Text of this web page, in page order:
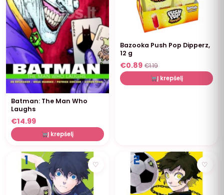
Batman: The Man Who
Laughs
€14.99
Į krepšelį
Bazooka Push Pop Dipperz,
12 g
€0.89 €1.19
Į krepšelį
NUOLAIDA ♡ NUOLAIDA ♡